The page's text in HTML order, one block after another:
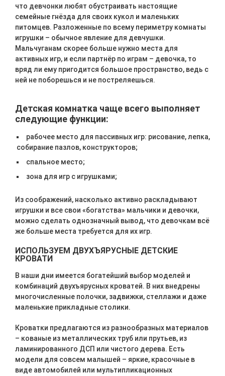
что девчонки любят обустраивать настоящие
семейные гнёзда для своих кукол и маленьких
питомцев. Разложенные по всему периметру комнаты
игрушки – обычное явление для девчушки.
Мальчуганам скорее больше нужно места для
активных игр, и если партнёр по играм – девочка, то
вряд ли ему пригодится большое пространство, ведь с
ней не поборешься и не постреляешься.
Детская комнатка чаще всего выполняет
следующие функции:
рабочее место для пассивных игр: рисование, лепка,
собирание пазлов, конструкторов;
спальное место;
зона для игр с игрушками;
Из соображений, насколько активно раскладывают
игрушки и все свои «богатства» мальчики и девочки,
можно сделать однозначный вывод, что девочкам всё
же больше места требуется для их игр.
ИСПОЛЬЗУЕМ ДВУХЪЯРУСНЫЕ ДЕТСКИЕ
КРОВАТИ
В наши дни имеется богатейший выбор моделей и
комбинаций двухъярусных кроватей. В них внедрены
многочисленные полочки, задвижки, стеллажи и даже
маленькие прикладные столики.
Кроватки предлагаются из разнообразных материалов
– кованые из металлических труб или прутьев, из
ламинированного ДСП или чистого дерева. Есть
модели для совсем малышей – яркие, красочные в
виде автомобилей или мультипликационных